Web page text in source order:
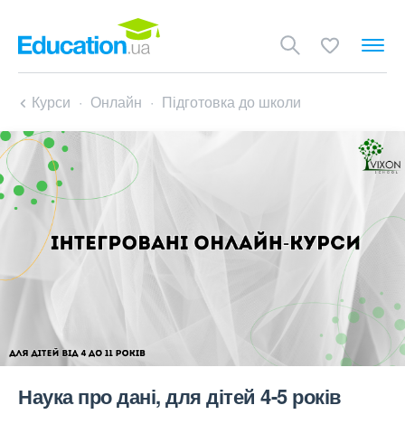
Курси Онлайн Підготовка до школи
Наука про дані, для дітей 4-5 років